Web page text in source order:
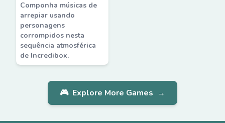
Componha músicas de
arrepiar usando
personagens
corrompidos nesta
sequência atmosférica
de Incredibox.
🎮 Explore More Games →